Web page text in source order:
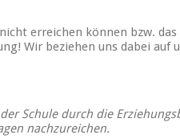
erreichen können bzw. das
Wir beziehen uns dabei auf
Schule durch die
nachzureichen.